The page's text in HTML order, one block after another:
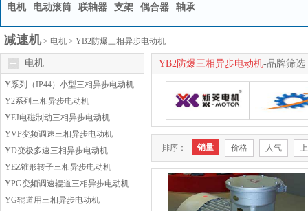
电机 电动滚筒 联轴器 支架 偶合器 轴承
减速机> 电机 > YB2防爆三相异步电动机
YB2防爆三相异步电动机-品牌筛选
排序： 销量 价格 人气
电机
Y系列（IP44）小型三相异步电动机
Y2系列三相异步电动机
YEJ电磁制动三相异步电动机
YVP变频调速三相异步电动机
YD变极多速三相异步电动机
YEZ锥形转子三相异步电动机
YPG变频调速辊道三相异步电动机
YG辊道用三相异步电动机